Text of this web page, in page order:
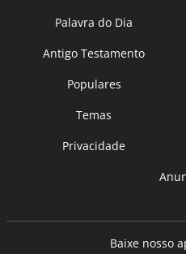
Palavra do Dia
Antigo Testamento
Populares
Temas
Privacidade
Baixe nosso